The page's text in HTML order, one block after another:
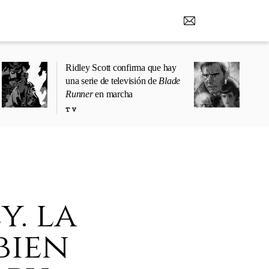
Ridley Scott confirma que hay
una serie de televisión de Blade
Runneren marcha
TV
la